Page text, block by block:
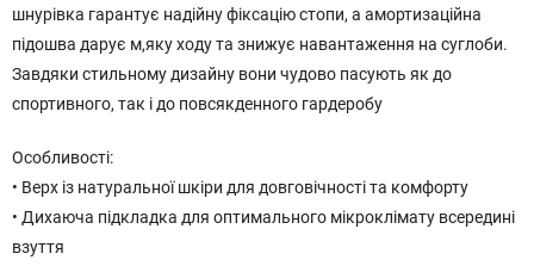
шнурівка гарантує надійну фіксацію стопи, а амортизаційна
підошва дарує м,яку ходу та знижує навантаження на суглоби.
Завдяки стильному дизайну вони чудово пасують як до
спортивного, так і до повсякденного гардеробу
Особливості:
• Верх із натуральної шкіри для довговічності та комфорту
• Дихаюча підкладка для оптимального мікроклімату всередині
взуття